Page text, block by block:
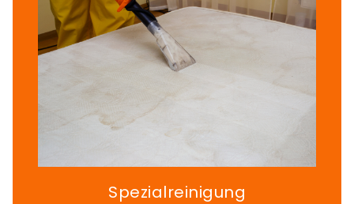
Spezialreinigung